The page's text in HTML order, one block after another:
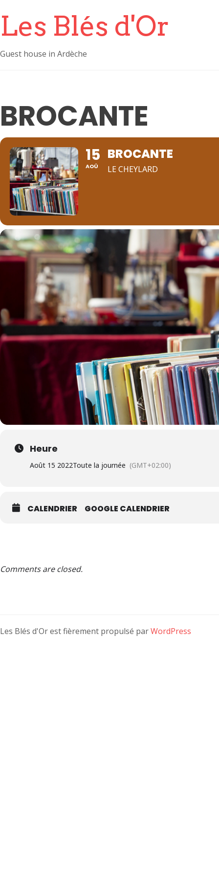
Les Blés d'Or
Guest house in Ardèche
BROCANTE
15
AOÛ
BROCANTE
LE CHEYLARD
Heure
Août 15 2022Toute la journée (GMT+02:00)
CALENDRIER GOOGLE CALENDRIER
Comments are closed.
Les Blés d'Or est fièrement propulsé parWordPress